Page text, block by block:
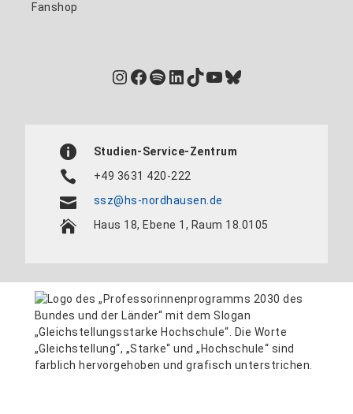
Fanshop
Instagram
Facebook
Spotify
LinkedIn
TikTok
YouTube
Bluesky
Studien-Service-Zentrum
+49 3631 420-222
ssz@hs-nordhausen.de
Haus 18, Ebene 1, Raum 18.0105